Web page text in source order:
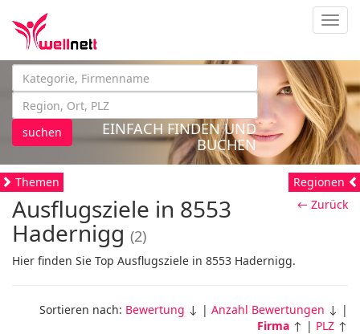
suchen
EINFACH FINDEN UND
BUCHEN
Themen
← Zurück
Ausflugsziele in 8553
Hadernigg (2)
Hier finden Sie Top Ausflugsziele in 8553 Hadernigg.
Sortieren nach: Bewertung ↓ | Anzahl Bewertungen ↓ |
Firma ↑ | PLZ ↑
Regionen